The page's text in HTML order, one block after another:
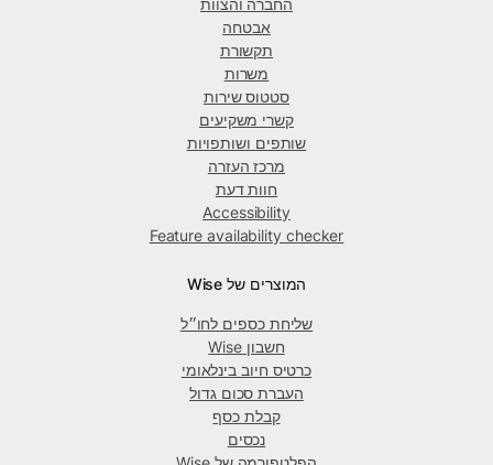
אבטחה
תקשורת
משרות
סטטוס שירות
קשרי משקיעים
שותפים ושותפויות
מרכז העזרה
חוות דעת
Accessibility
Feature availability checker
המוצרים של Wise
שליחת כספים לחו״ל
חשבון Wise
כרטיס חיוב בינלאומי
העברת סכום גדול
קבלת כסף
נכסים